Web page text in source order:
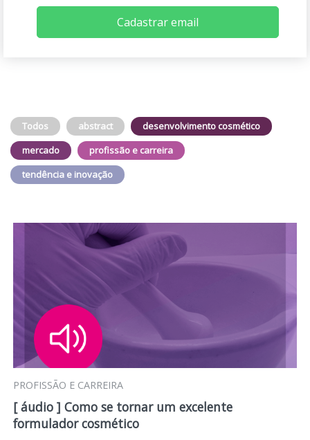
Cadastrar email
Todos abstract
desenvolvimento cosmético
mercado
profissão e carreira
tendência e inovação
PROFISSÃO E CARREIRA
[ áudio ] Como se tornar um excelente
formulador cosmético